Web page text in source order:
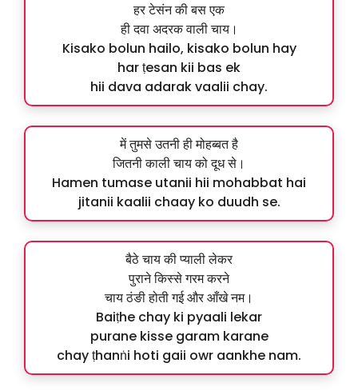
हर टेसंन की बस एक
ही दवा अदरक वाली चाय।
Kisako bolun hailo, kisako bolun hay
har ṭesan kii bas ek
hii dava adarak vaalii chay.
में तुमसे उतनी ही मोहब्बत है
जितनी काली चाय को दूध से।
Hamen tumase utanii hii mohabbat hai
jitanii kaalii chaay ko duudh se.
बैठे चाय की प्याली लेकर
पुराने किस्से गरम करने
चाय ठंङी होती गई और आँखे नम।
Baiṭhe chay ki pyaali lekar
purane kisse garam karane
chay ṭhanṅi hoti gaii owr aankhe nam.